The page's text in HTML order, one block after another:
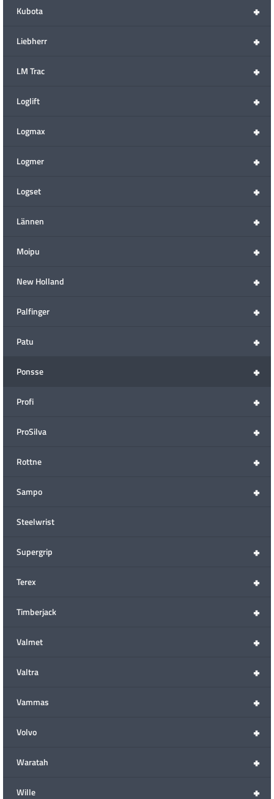
+
Kubota
+
Liebherr
+
LM Trac
+
Loglift
+
Logmax
+
Logmer
+
Logset
+
Lännen
+
Moipu
+
New Holland
+
Palfinger
+
Patu
+
Ponsse
+
Profi
+
ProSilva
+
Rottne
+
Sampo
Steelwrist
+
Supergrip
+
Terex
+
Timberjack
+
Valmet
+
Valtra
+
Vammas
+
Volvo
+
Waratah
+
Wille